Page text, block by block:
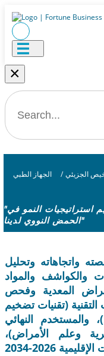
×
الجهاز الطبي / الجزيئي
"تصميم استراتيجيات النمو في
الحمض النووي لدينا"
واتجاهاته وتحليل
والكواشف والمواد
المعدية وفحص
(تقنيات تضخيم
والمستخدم النهائي
وعلم الأمراض)،
2026-2034